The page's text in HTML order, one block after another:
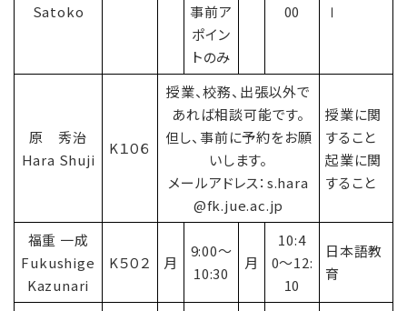
Satoko
事前ア
ポイン
トのみ
00
Ⅰ
原 秀治
Hara Shuji
K１０６
授業、校務、出張以外で
あれば相談可能です。
但し、事前に予約をお願
いします。
メールアドレス：s.hara
@fk.jue.ac.jp
授業に関
すること
起業に関
すること
福重 一成
Fukushige
Kazunari
K５０２ 月
9:00〜
10:30
月
10:4
0〜12:
10
日本語教
育